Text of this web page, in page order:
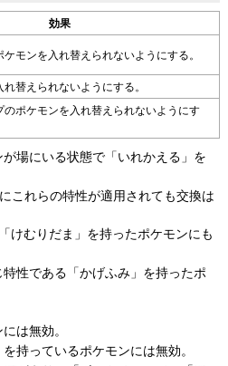
効果
モンを入れ替えられないようにする。
替えられないようにする。
のポケモンを入れ替えられないようにす
場にいる状態で「いれかえる」を
これらの特性が適用されても交換は
けむりだま」を持ったポケモンにも
性である「かげふみ」を持ったポ
は無効。
持っているポケモンには無効。